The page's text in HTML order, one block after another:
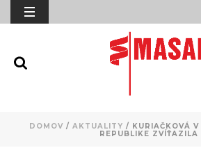
DOMOV / AKTUALITY / KURIAČKOVÁ V
REPUBLIKE ZVÍŤAZILA